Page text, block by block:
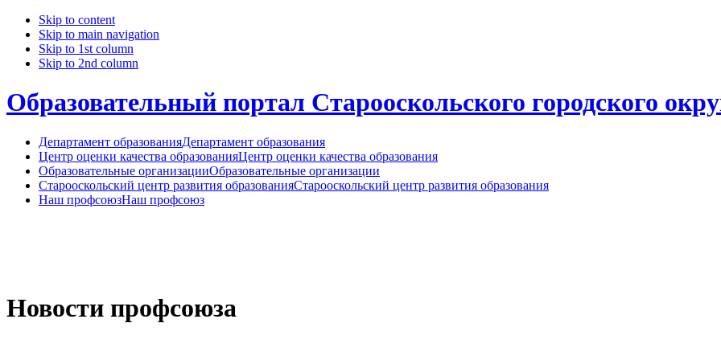
Skip to content
Skip to main navigation
Skip to 1st column
Skip to 2nd column
Образовательный портал Старооскольского городского
Департамент образованияДепартамент образования
Центр оценки качества образованияЦентр оценки качества образования
Образовательные организацииОбразовательные организации
Старооскольский центр развития образованияСтарооскольский центр развития образования
Наш профсоюзНаш профсоюз
Новости профсоюза